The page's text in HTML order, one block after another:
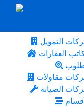
التمويل
العقارات
مقاولات
الصيانة